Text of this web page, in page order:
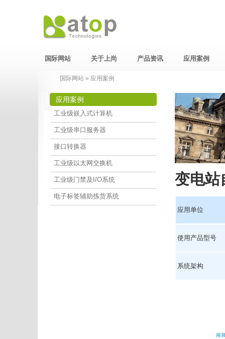
国际网站 关于上尚 产品资讯 应用案例
国际网站» 应用案例
应用案例
工业级嵌入式计算机
工业级串口服务器
接口转换器
工业级以太网交换机
工业级门禁及I/O系统
电子标签辅助拣货系统
变电站
应用单位
使用产品型号
系统架构